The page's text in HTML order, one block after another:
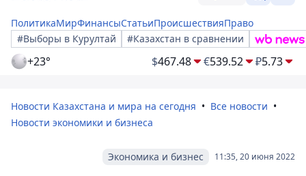
ПолитикаМирФинансыСтатьиПроисшествияПраво
#Выборы в Курултай
#Казахстан в сравнении
+23° $467.48 €539.52 ₽5.73
Новости Казахстана и мира на сегодня
Все новости
Новости экономики и бизнеса
11:35, 20 июня 2022
Экономика и бизнес